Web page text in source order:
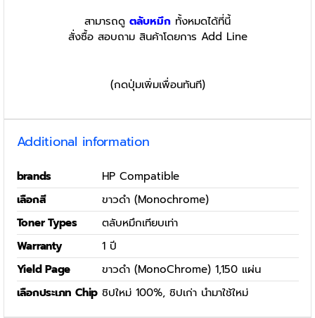
สามารถดู ตลับหมึก ทั้งหมดได้ที่นี้
สั่งซื้อ สอบถาม สินค้าโดยการ Add Line
(กดปุ่มเพิ่มเพื่อนทันที)
Additional information
brands
HP Compatible
เลือกสี
ขาวดำ (Monochrome)
Toner Types
ตลับหมึกเทียบเท่า
Warranty
1 ปี
Yield Page
ขาวดำ (MonoChrome) 1,150 แผ่น
เลือกประเภท Chip ชิปใหม่ 100%, ชิปเก่า นำมาใช้ใหม่